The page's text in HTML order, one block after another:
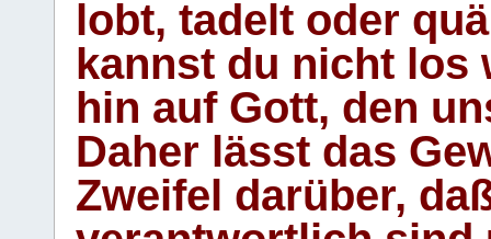
lobt, tadelt oder
kannst du nicht los
hin auf Gott, den
Daher lässt das
Zweifel darüber,